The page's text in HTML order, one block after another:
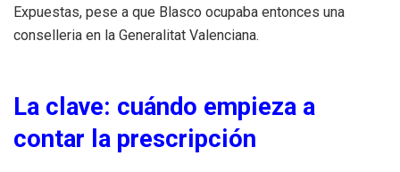
Expuestas, pese a que Blasco ocupaba entonces una
conselleria en la Generalitat Valenciana.
La clave: cuándo empieza a
contar la prescripción